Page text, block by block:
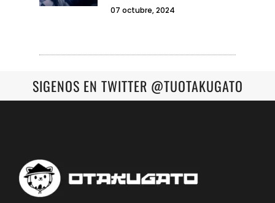
07 octubre, 2024
SIGENOS EN TWITTER @TUOTAKUGATO